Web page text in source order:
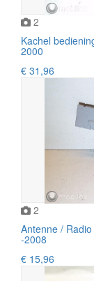
2
Kachel
2000
€ 31,96
2
Antenne /
-2008
€ 15,96